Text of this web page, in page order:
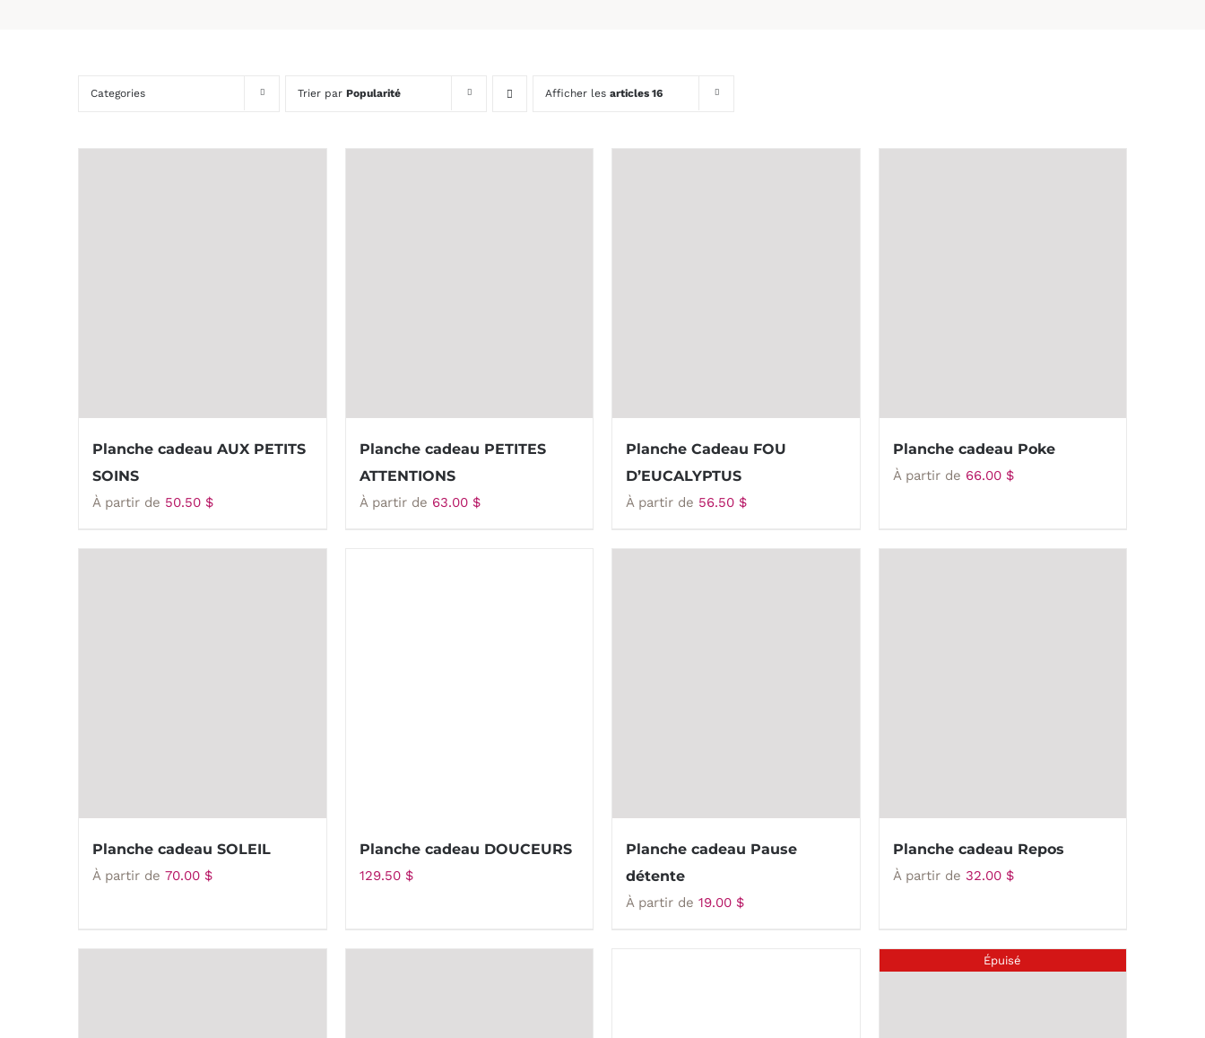
Categories Trier par Popularité Afficher les articles 16
Planche cadeau AUX PETITS
SOINS
À partir de 50.50 $
Planche cadeau PETITES
ATTENTIONS
À partir de 63.00 $
Planche Cadeau FOU
D’EUCALYPTUS
À partir de 56.50 $
Planche cadeau Poke
À partir de 66.00 $
Planche cadeau SOLEIL
À partir de 70.00 $
Planche cadeau DOUCEURS
129.50 $
Planche cadeau Pause
détente
À partir de 19.00 $
Planche cadeau Repos
À partir de 32.00 $
Épuisé